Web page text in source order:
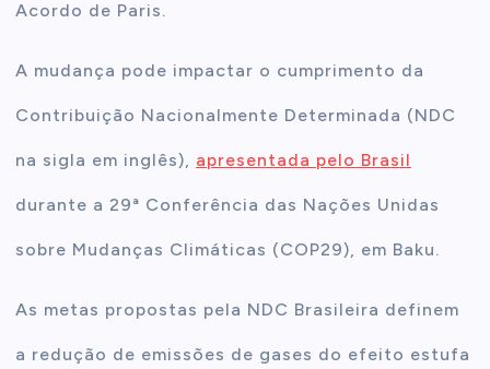
Acordo de Paris.
A mudança pode impactar o cumprimento da
Contribuição Nacionalmente Determinada (NDC
na sigla em inglês), apresentada pelo Brasil
durante a 29ª Conferência das Nações Unidas
sobre Mudanças Climáticas (COP29), em Baku.
As metas propostas pela NDC Brasileira definem
a redução de emissões de gases do efeito estufa